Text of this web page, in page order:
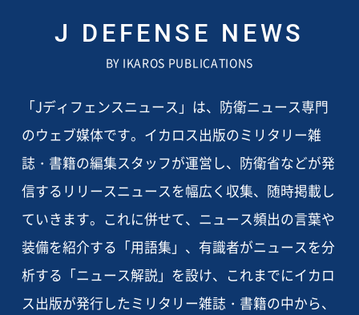
J DEFENSE NEWS
BY IKAROS PUBLICATIONS
「Jディフェンスニュース」は、防衛ニュース専門
のウェブ媒体です。イカロス出版のミリタリー雑
誌・書籍の編集スタッフが運営し、防衛省などが発
信するリリースニュースを幅広く収集、随時掲載し
ていきます。これに併せて、ニュース頻出の言葉や
装備を紹介する「用語集」、有識者がニュースを分
析する「ニュース解説」を設け、これまでにイカロ
ス出版が発行したミリタリー雑誌・書籍の中から、